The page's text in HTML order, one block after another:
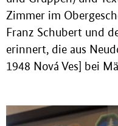
Zimmer im
Franz Schubert und
erinnert, die aus
1948 Nová Ves] bei